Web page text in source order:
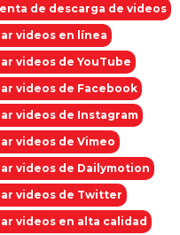
de descarga de videos
videos en línea
videos de YouTube
videos de Facebook
videos de Instagram
videos de Vimeo
videos de Dailymotion
videos de Twitter
videos en alta calidad